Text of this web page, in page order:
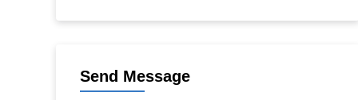
Send Message